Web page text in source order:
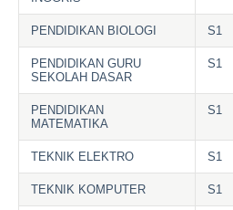
PENDIDIKAN BIOLOGI S1
PENDIDIKAN GURU
SEKOLAH DASAR
S1
PENDIDIKAN
MATEMATIKA
S1
TEKNIK ELEKTRO S1
TEKNIK KOMPUTER S1